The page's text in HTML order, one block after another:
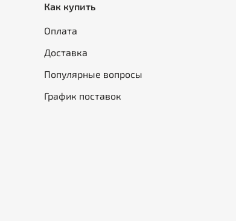
Как купить
Оплата
Доставка
Популярные вопросы
График поставок